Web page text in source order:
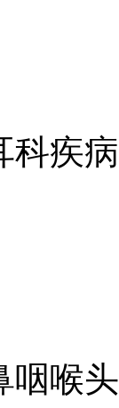
科疾
咽喉